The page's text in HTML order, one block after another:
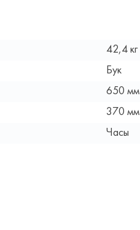
42,4 кг
Бук
650 мм
370 мм
Часы